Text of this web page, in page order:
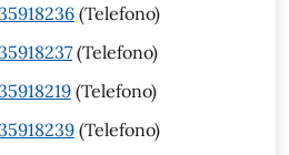
(Telefono)
(Telefono)
(Telefono)
(Telefono)